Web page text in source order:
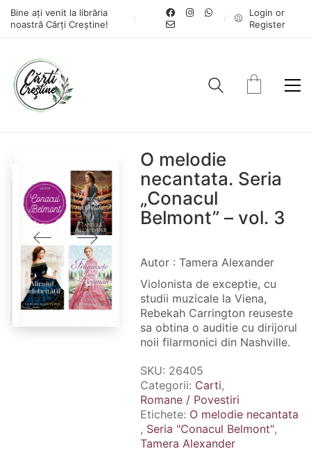
Bine ați venit la librăria
noastră Cărți Creștine!
Login or
Register
O melodie
necantata. Seria
„Conacul
Belmont” – vol. 3
Autor : Tamera Alexander
Violonista de exceptie, cu
studii muzicale la Viena,
Rebekah Carrington reuseste
sa obtina o auditie cu dirijorul
noii filarmonici din Nashville.
SKU: 26405
Categorii: Carti,
Romane / Povestiri
Etichete: O melodie necantata
, Seria "Conacul Belmont",
Tamera Alexander